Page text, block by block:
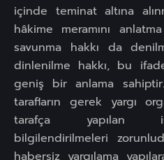
içinde teminat altına
hâkime meramını
savunma hakkı da
dinlenilme hakkı, bu
geniş bir anlama
tarafların gerek yargı
tarafça yapılan
bilgilendirilmeleri
habersiz yargılama